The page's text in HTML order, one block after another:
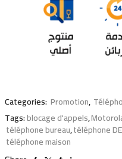
Categories: Promotion,
Tags:blocage d'appels,
téléphone bureau,téléphone
téléphone maison